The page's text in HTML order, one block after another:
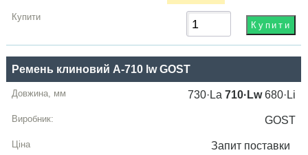
Ремень клиновий A-710 lw GOST
730·La710·Lw680·Li
GOST
Запит поставки